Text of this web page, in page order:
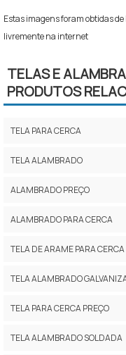
Estas imagens foram obtidas
livremente na internet
TELAS E
PRODUTOS
TELA PARA CERCA
TELA ALAMBRADO
ALAMBRADO PREÇO
ALAMBRADO PARA CERCA
TELA DE ARAME PARA CERCA
TELA ALAMBRADO
TELA PARA CERCA PREÇO
TELA ALAMBRADO SOLDADA